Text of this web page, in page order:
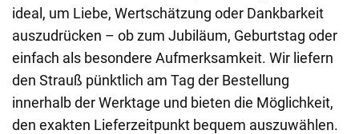
ideal, um Liebe, Wertschätzung oder Dankbarkeit
auszudrücken – ob zum Jubiläum, Geburtstag oder
einfach als besondere Aufmerksamkeit. Wir liefern
den Strauß pünktlich am Tag der Bestellung
innerhalb der Werktage und bieten die Möglichkeit,
den exakten Lieferzeitpunkt bequem auszuwählen.